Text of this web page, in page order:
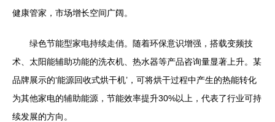
健康管家，市场增长空间广阔。
绿色节能型家电持续走俏。随着环保意识增强，搭载变频技
术、太阳能辅助功能的洗衣机、热水器等产品咨询量显著上升。某
品牌展示的‘能源回收式烘干机’，可将烘干过程中产生的热能转化
为其他家电的辅助能源，节能效率提升30%以上，代表了行业可持
续发展的方向。